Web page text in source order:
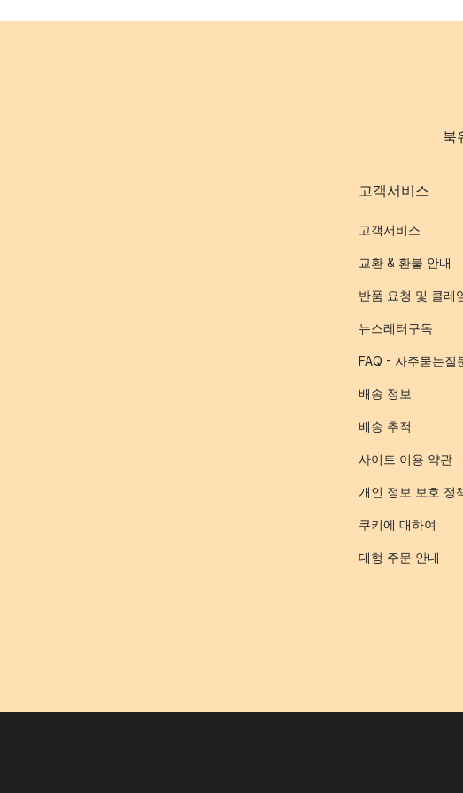
북
고객서비스
고객서비스
교환 & 환불 안내
반품 요청 및 클레
뉴스레터구독
FAQ - 자주묻는질
배송 정보
배송 추적
사이트 이용 약관
개인 정보 보호 정
쿠키에 대하여
대형 주문 안내